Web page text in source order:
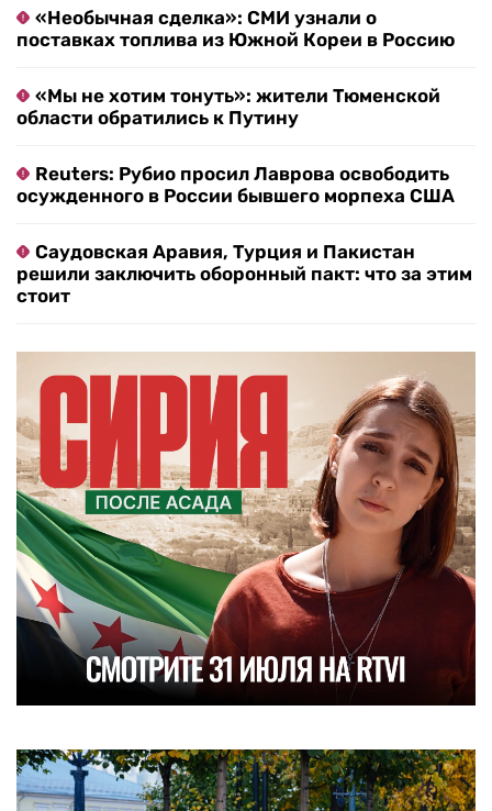
«Необычная сделка»: СМИ узнали о
поставках топлива из Южной Кореи в Россию
«Мы не хотим тонуть»: жители Тюменской
области обратились к Путину
Reuters: Рубио просил Лаврова освободить
осужденного в России бывшего морпеха США
Саудовская Аравия, Турция и Пакистан
решили заключить оборонный пакт: что за этим
стоит